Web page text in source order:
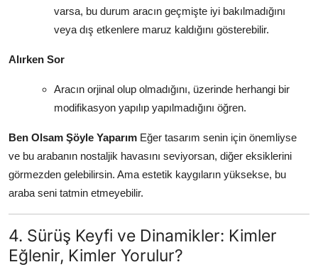
varsa, bu durum aracın geçmişte iyi bakılmadığını
veya dış etkenlere maruz kaldığını gösterebilir.
Alırken Sor
Aracın orjinal olup olmadığını, üzerinde herhangi bir
modifikasyon yapılıp yapılmadığını öğren.
Ben Olsam Şöyle Yaparım Eğer tasarım senin için önemliyse
ve bu arabanın nostaljik havasını seviyorsan, diğer eksiklerini
görmezden gelebilirsin. Ama estetik kaygıların yüksekse, bu
araba seni tatmin etmeyebilir.
4. Sürüş Keyfi ve Dinamikler: Kimler
Eğlenir, Kimler Yorulur?